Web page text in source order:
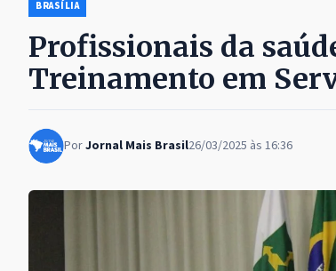
BRASÍLIA
Profissionais da
Treinamento em
PorJornal Mais Brasil26/03/2025 às 16:36